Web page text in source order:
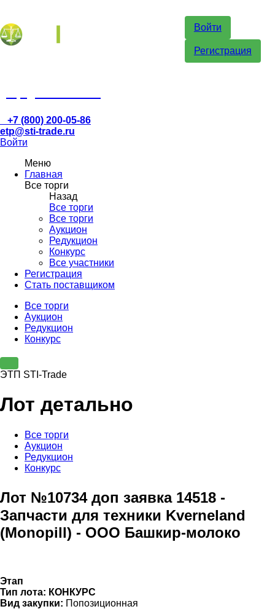
Войти
Регистрация
+7 (800) 200-05-86
etp@sti-trade.ru
Войти
Меню
Главная
Все торги
Назад
Все торги
Все торги
Аукцион
Редукцион
Конкурс
Все участники
Регистрация
Стать поставщиком
Все торги
Аукцион
Редукцион
Конкурс
ЭТП STI-Trade
Лот детально
Все торги
Аукцион
Редукцион
Конкурс
Лот №10734 доп заявка 14518 -
Запчасти для техники Kverneland
(Monopill) - ООО Башкир-молоко
Этап
Тип лота: КОНКУРС
Вид закупки: Попозиционная